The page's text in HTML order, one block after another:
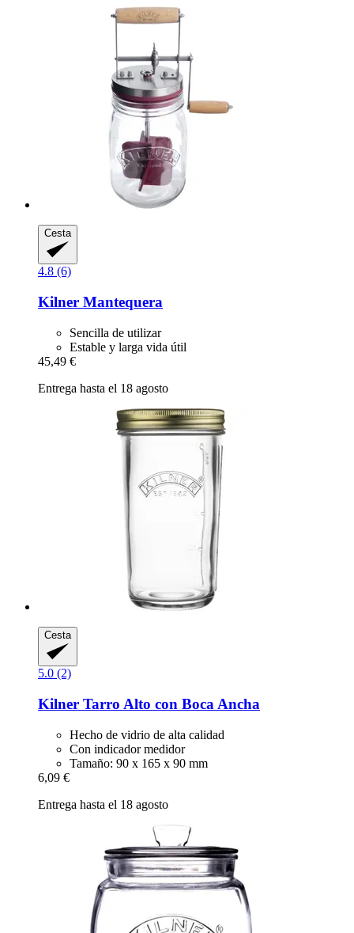
Cesta
4.8 (6)
Kilner Mantequera
Sencilla de utilizar
Estable y larga vida útil
45,49 €
Entrega hasta el 18 agosto
Cesta
5.0 (2)
Kilner Tarro Alto con Boca Ancha
Hecho de vidrio de alta calidad
Con indicador medidor
Tamaño: 90 x 165 x 90 mm
6,09 €
Entrega hasta el 18 agosto